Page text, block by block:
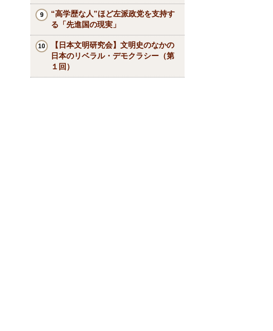
“高学歴な人”ほど左派政党を支持す
る「先進国の現実」
【日本文明研究会】文明史のなかの
日本のリベラル・デモクラシー（第
１回）